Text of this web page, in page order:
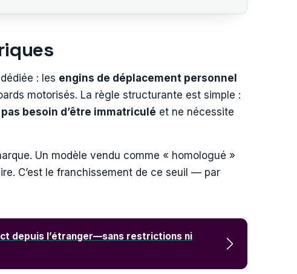
: les engins de déplacement personnel
motorisés. La règle structurante est simple :
pas besoin d’être immatriculé et ne nécessite
Un modèle vendu comme « homologué »
C’est le franchissement de ce seuil — par
depuis l’étranger—sans restrictions ni